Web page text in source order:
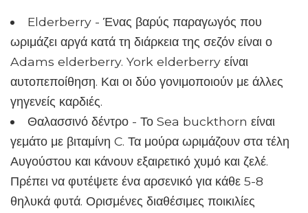
Elderberry - Ένας βαρύς παραγωγός που
ωριμάζει αργά κατά τη διάρκεια της σεζόν είναι ο
Adams elderberry. York elderberry είναι
αυτοπεποίθηση. Και οι δύο γονιμοποιούν με άλλες
γηγενείς καρδιές.
Θαλασσινό δέντρο - Το Sea buckthorn είναι
γεμάτο με βιταμίνη C. Τα μούρα ωριμάζουν στα τέλη
Αυγούστου και κάνουν εξαιρετικό χυμό και ζελέ.
Πρέπει να φυτέψετε ένα αρσενικό για κάθε 5-8
θηλυκά φυτά. Ορισμένες διαθέσιμες ποικιλίες